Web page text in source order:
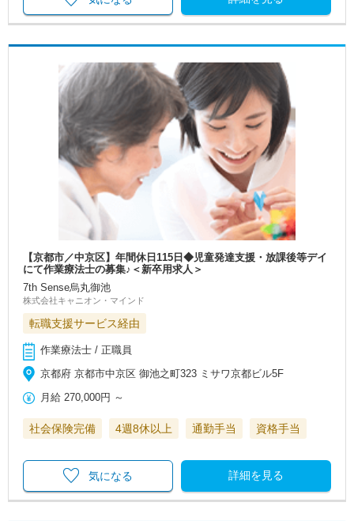
【京都市／中京区】年間休日115日◆児童発達支援・放課後等デイ
にて作業療法士の募集♪＜新卒用求人＞
7th Sense烏丸御池
株式会社キャニオン・マインド
転職支援サービス経由
作業療法士 / 正職員
京都府 京都市中京区 御池之町323 ミサワ京都ビル5F
月給 270,000円 ～
社会保険完備 4週8休以上 通勤手当 資格手当
詳細を見る
気になる